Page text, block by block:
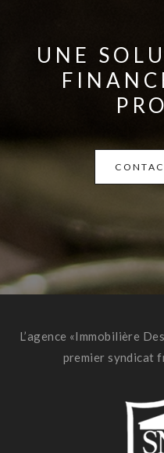
UNE
L’agence «Immobilière
premier syndicat